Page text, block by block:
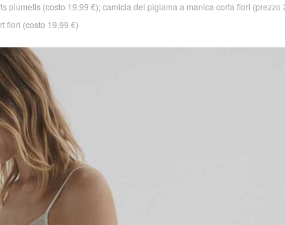
plumetis (costo 19,99 €); camicia del pigiama a manica corta fiori (prezzo
fiori (costo 19,99 €)